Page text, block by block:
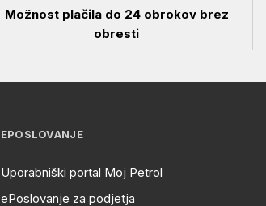
Možnost plačila do 24 obrokov brez
obresti
EPOSLOVANJE
Uporabniški portal Moj Petrol
ePoslovanje za podjetja